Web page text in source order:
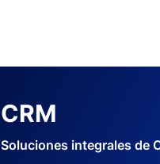
CRM
Soluciones integrales de